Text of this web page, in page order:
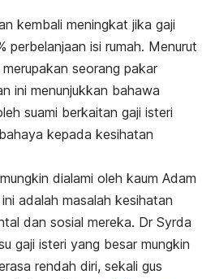
kembali meningkat jika gaji
perbelanjaan isi rumah. Menurut
seorang pakar
ini menunjukkan bahawa
suami berkaitan gaji isteri
kepada kesihatan
dialami oleh kaum Adam
adalah masalah kesihatan
dan sosial mereka. Dr Syrda
gaji isteri yang besar mungkin
rendah diri, sekali gus